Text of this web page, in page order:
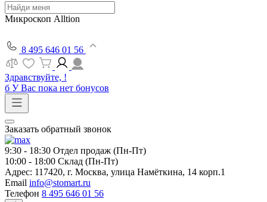
Микроскоп Alltion
8 495 646 01 56
Здравствуйте, !
б У Вас пока нет бонусов
Заказать обратный звонок
9:30 - 18:30 Отдел продаж (Пн-Пт)
10:00 - 18:00 Склад (Пн-Пт)
Адрес: 117420, г. Москва, улица Намёткина, 14 корп.1
Email info@stomart.ru
Телефон 8 495 646 01 56